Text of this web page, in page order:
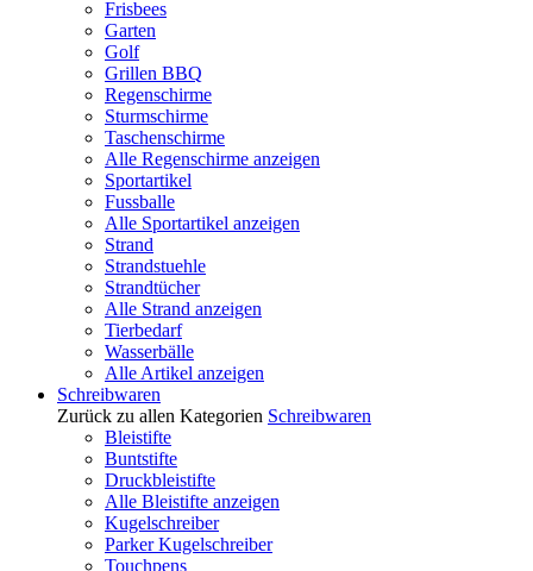
Frisbees
Garten
Golf
Grillen BBQ
Regenschirme
Sturmschirme
Taschenschirme
Alle Regenschirme anzeigen
Sportartikel
Fussballe
Alle Sportartikel anzeigen
Strand
Strandstuehle
Strandtücher
Alle Strand anzeigen
Tierbedarf
Wasserbälle
Alle Artikel anzeigen
Schreibwaren
Zurück zu allen Kategorien Schreibwaren
Bleistifte
Buntstifte
Druckbleistifte
Alle Bleistifte anzeigen
Kugelschreiber
Parker Kugelschreiber
Touchpens